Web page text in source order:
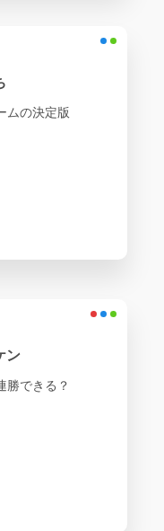
ムの決定版
ン
勝できる？